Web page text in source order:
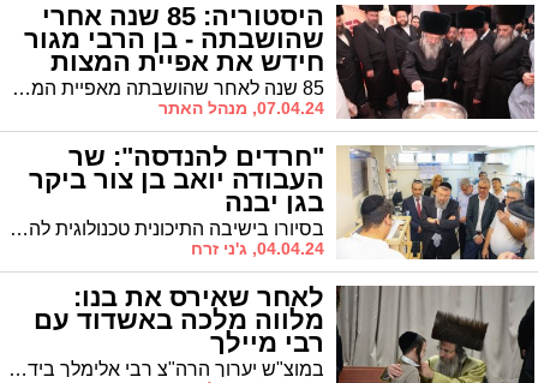
היסטוריה: 85 שנה אחרי
שהושבתה - בן הרבי מגור
חידש את אפיית המצות
במאפיה בגור 85 שנה לאחר שהושבתה מאפיית המצות שפעלה בעליית הגג של בית המדרש בעיירה 'גורא קאלוואריא', חידש הרה"צ ר' נחמיה אלתר, בנו של הרבי מגור, את המסורת העתיקה
07.04.24, מנהל האתר
"חרדים להנדסה": שר
העבודה יואב בן צור ביקר
בגן יבנה
בסיורו בישיבה התיכונית טכנולוגית להנדסאים - "אור עתיד" היום בגן יבנה, אמר שר העבודה, יואב בן צור: "רפורמת החינוך היוצר של האגף להכשרה מקצועית במשרד העבודה מצילה בני נוער רבים מהמגזר הדתי - חרדי ומובילה אותם להישגים מקצועיים וסוללת את דרכם לדרך המלך"
04.04.24, ג'ני זרח
לאחר שאירס את בנו:
מלווה מלכה באשדוד עם
רבי מיילך
במוצ"ש יערוך הרה"צ רבי אלימלך בידרמן 'מלווה מלכה' בביהמ"ד 'אמרי חיים' ויזניץ. לאחר הטיש יהיה ניתן לאחל 'מזל טוב' למשפיע לרגל אירוסי בנו